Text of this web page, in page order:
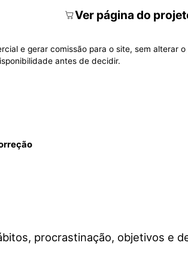
Ver página do
e gerar comissão para o site, sem alterar
antes de decidir.
procrastinação, objetivos e